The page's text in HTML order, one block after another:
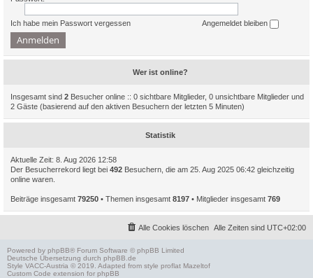
Ich habe mein Passwort vergessen Angemeldet bleiben
Wer ist online?
Insgesamt sind 2 Besucher online :: 0 sichtbare Mitglieder, 0 unsichtbare Mitglieder und
2 Gäste (basierend auf den aktiven Besuchern der letzten 5 Minuten)
Statistik
Aktuelle Zeit: 8. Aug 2026 12:58
Der Besucherrekord liegt bei 492 Besuchern, die am 25. Aug 2025 06:42 gleichzeitig
online waren.
Beiträge insgesamt 79250 • Themen insgesamt 8197 • Mitglieder insgesamt 769
Alle Zeiten sind UTC+02:00
Alle Cookies löschen
Powered by phpBB® Forum Software © phpBB Limited
Deutsche Übersetzung durch phpBB.de
Style VACC-Austria © 2019. Adapted from style proflat Mazeltof
Custom Code extension for phpBB